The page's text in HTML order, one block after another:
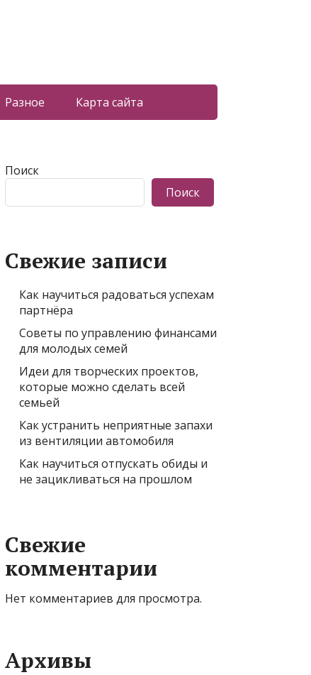
Разное Карта сайта
Поиск
Поиск
Свежие записи
Как научиться радоваться успехам
партнёра
Советы по управлению финансами
для молодых семей
Идеи для творческих проектов,
которые можно сделать всей
семьей
Как устранить неприятные запахи
из вентиляции автомобиля
Как научиться отпускать обиды и
не зацикливаться на прошлом
Свежие
комментарии
Нет комментариев для просмотра.
Архивы